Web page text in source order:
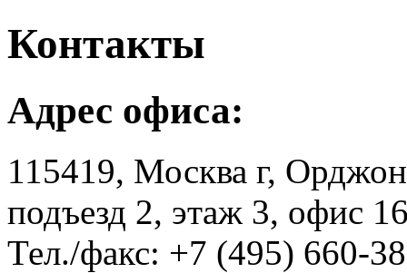
Контакты
Адрес офиса:
115419, Москва г,
подъезд 2, этаж 3, офис
Тел./факс: +7 (495) 660-